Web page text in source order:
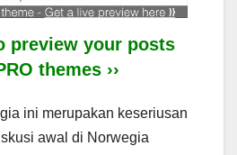
preview your posts
themes ››
ini merupakan keseriusan
awal di Norwegia